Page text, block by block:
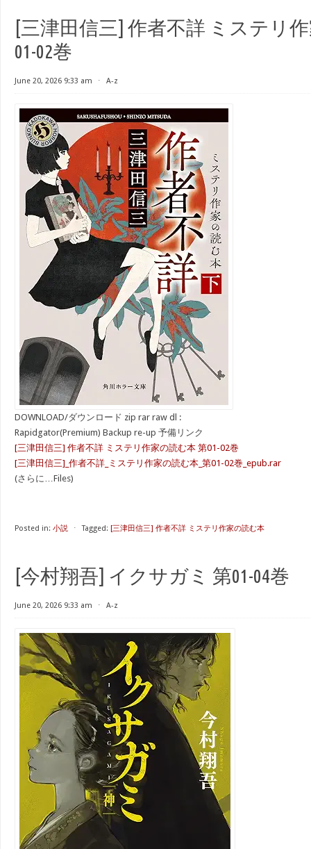
[三津田信三] 作者不詳 ミステリ
01-02巻
June 20, 2026 9:33 am ⋅ A-z
DOWNLOAD/ダウンロード zip rar raw dl :
Rapidgator(Premium) Backup re-up 予備リンク
[三津田信三] 作者不詳 ミステリ作家の読む本 第01-02巻
[三津田信三]_作者不詳_ミステリ作家の読む本_第01-02巻_epub.rar
(さらに…Files)
Posted in: 小説 ⋅ Tagged: [三津田信三] 作者不詳 ミステリ作家の読む本
[今村翔吾] イクサガミ 第01-04巻
June 20, 2026 9:33 am ⋅ A-z